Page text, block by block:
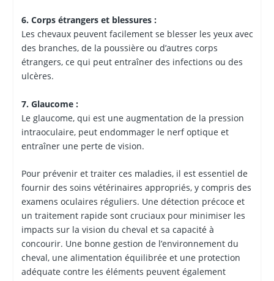
6. Corps étrangers et blessures :
Les chevaux peuvent facilement se blesser les yeux avec
des branches, de la poussière ou d’autres corps
étrangers, ce qui peut entraîner des infections ou des
ulcères.
7. Glaucome :
Le glaucome, qui est une augmentation de la pression
intraoculaire, peut endommager le nerf optique et
entraîner une perte de vision.
Pour prévenir et traiter ces maladies, il est essentiel de
fournir des soins vétérinaires appropriés, y compris des
examens oculaires réguliers. Une détection précoce et
un traitement rapide sont cruciaux pour minimiser les
impacts sur la vision du cheval et sa capacité à
concourir. Une bonne gestion de l’environnement du
cheval, une alimentation équilibrée et une protection
adéquate contre les éléments peuvent également